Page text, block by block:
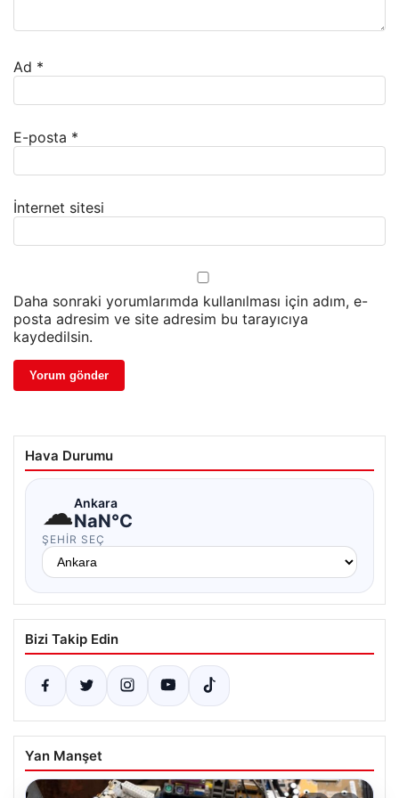
Ad *
E-posta *
İnternet sitesi
Daha sonraki yorumlarımda kullanılması için adım, e-
posta adresim ve site adresim bu tarayıcıya
kaydedilsin.
Hava Durumu
☁Ankara
NaN°C
ŞEHIR SEÇ
Bizi Takip Edin
Yan Manşet